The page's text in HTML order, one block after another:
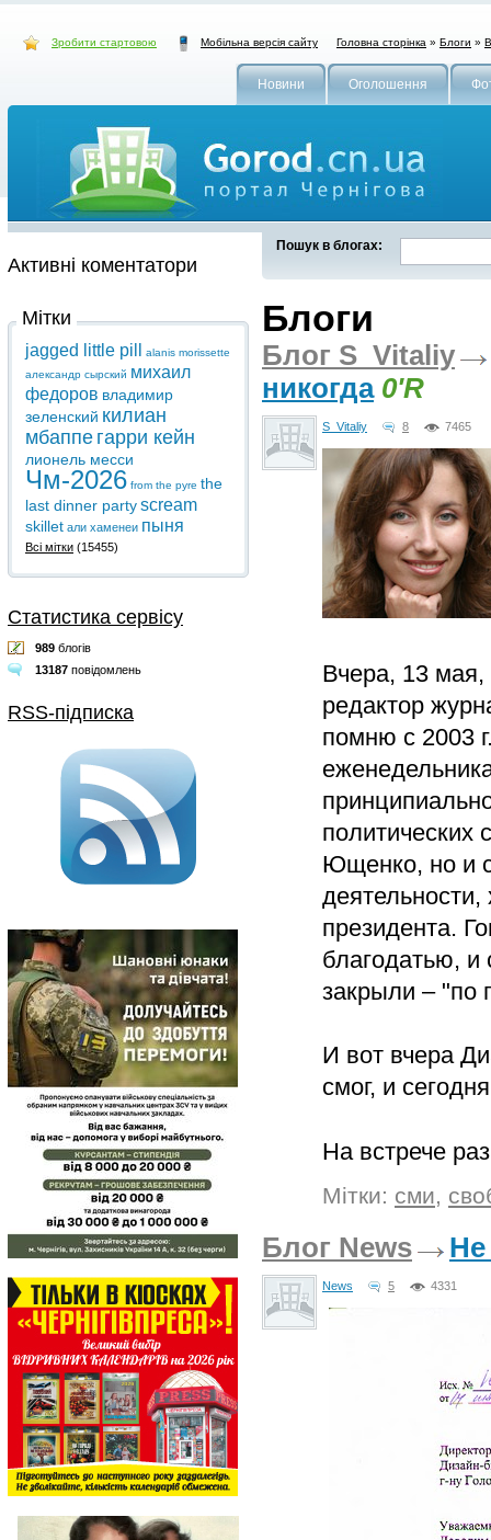
Зробити стартовою Мобільна версія сайту Головна сторінка » Блоги »
Новини Оголошення
Пошук в блогах:
Блоги
Блог S_Vitaliy
никогда 0'R
S_Vitaliy 8 7465
Вчера, 13
редактор
помню с 2003
политических
Ющенко, но и
президента.
благодатью, и
закрыли – "по
И вот вчера
смог, и
На встрече
Мітки: сми,
Блог News Не
News 5 4331
Активні коментатори
Мітки
jagged little pill
alanis morissette
александр сырский михаил
федоров владимир
зеленский килиан
мбаппе гарри кейн
лионель месси
Чм-2026 from the pyre the
last dinner partyscream
skillet али хаменеи пыня
Всі мітки (15455)
Статистика сервісу
989 блогів
13187 повідомлень
RSS-підписка